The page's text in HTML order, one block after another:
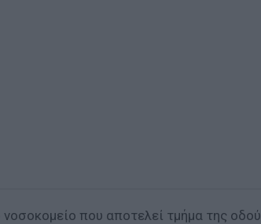
που αποτελεί τμήμα της οδού